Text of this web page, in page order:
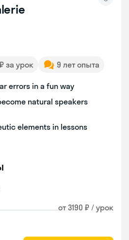
за урок 9 лет опыта
errors in a fun way
natural speakers
elements in lessons
от 3190 ₽ / урок